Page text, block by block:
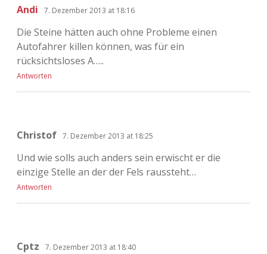
Andi 7. Dezember 2013 at 18:16
Die Steine hätten auch ohne Probleme einen
Autofahrer killen können, was für ein
rücksichtsloses A…..
Antworten
Christof 7. Dezember 2013 at 18:25
Und wie solls auch anders sein erwischt er die
einzige Stelle an der der Fels raussteht…
Antworten
Cptz 7. Dezember 2013 at 18:40